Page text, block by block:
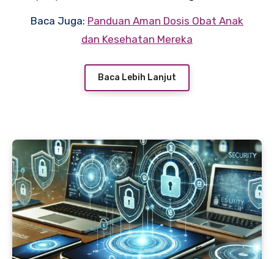
mengatasi ruam merah pada kulit, sehingga
Anda dapat mengambil tindakan yang tepat.
Baca Juga: Panduan Aman Dosis Obat Anak
dan Kesehatan Mereka
Baca Lebih Lanjut